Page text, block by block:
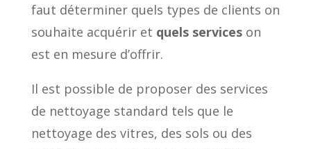
faut déterminer quels types de clients on
souhaite acquérir et quels serviceson
est en mesure d’offrir.
Il est possible de proposer des services
de nettoyage standard tels que le
nettoyage des vitres, des sols ou des